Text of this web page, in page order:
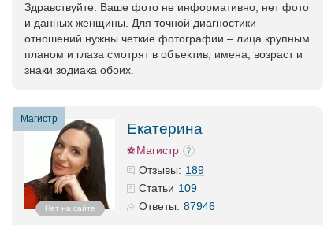
Здравствуйте. Ваше фото не информативно, нет фото
и данных женщины. Для точной диагностики
отношений нужны четкие фотографии – лица крупным
планом и глаза смотрят в объектив, имена, возраст и
знаки зодиака обоих.
Магистр
Нет на сайте
Екатерина
Магистр
Отзывы: 189
Статьи 109
Ответы: 87946